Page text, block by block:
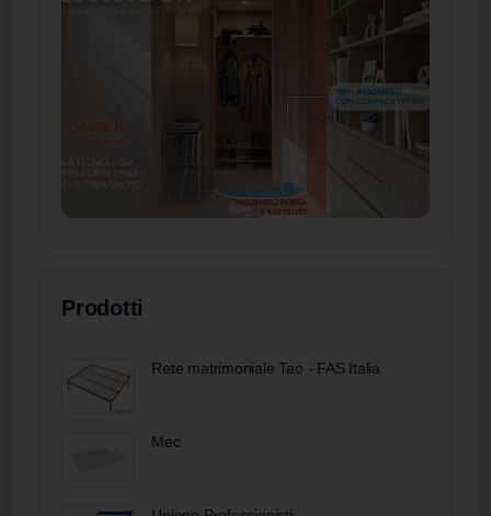
Prodotti
Rete matrimoniale Tao - FAS Italia
Mec